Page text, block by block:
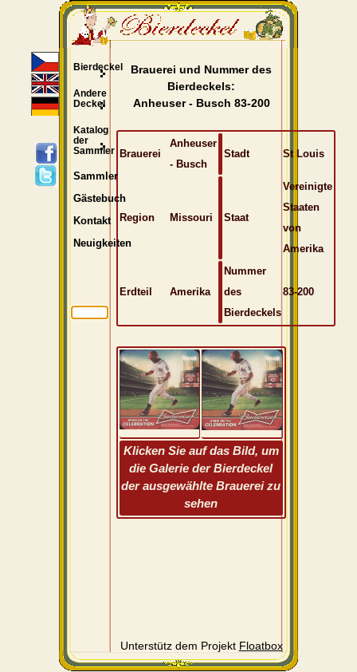
Brauerei und Nummer des
Bierdeckels:
Anheuser - Busch 83-200
Brauerei
Anheuser
- Busch
Stadt St Louis
Region Missouri Staat
Vereinigte
Staaten
von
Amerika
Erdteil Amerika
Nummer
des
Bierdeckels
83-200
Klicken Sie auf das Bild, um
die Galerie der Bierdeckel
der ausgewählte Brauerei zu
sehen
Unterstütz dem Projekt Floatbox
Bierdeckel
Andere
Deckel
Katalog
der
Sammler
Sammler
Gästebuch
Kontakt
Neuigkeiten